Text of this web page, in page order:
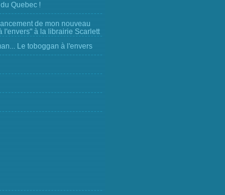
Quebec !
de mon nouveau
l'envers" à la librairie Scarlett
Le toboggan à l'envers